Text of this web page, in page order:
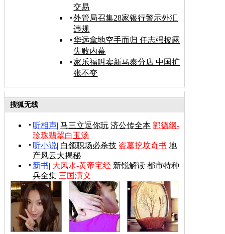
交易
外管局召集28家银行警示外汇
违规
华远拿地空手而归 任志强披露
失败内幕
家乐福叫卖新马泰分店 中国扩
张不变
搜狐无线
听相声| 马三立逗你玩 济公传全本 郭德纲-
珍珠翡翠白玉汤
听小说| 白领职场必杀技 盗墓挖坟奇书 地
产风云大揭秘
新书| 大风水-黄帝宅经 新锐解读 都市特种
兵全集 三国演义